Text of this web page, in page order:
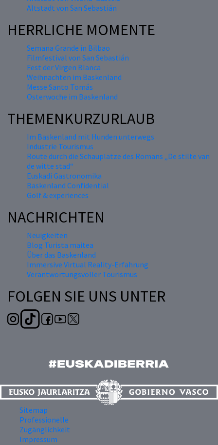
Altstadt von San Sebastián
HERRLICHE MOMENTE
Semana Grande in Bilbao
Filmfestival von San Sebastián
Fest der Virgen Blanca
Weihnachten im Baskenland
Messe Santo Tomás
Osterwoche im Baskenland
THEMENKURZURLAUB
Im Baskenland mit Hunden unterwegs
Industrie Tourismus
Route durch die Schauplätze des Romans „De stilte van
de witte stad“
Euskadi Gastronomika
Baskenland Confidential
Golf & experiences
NACHRICHTEN
Neuigkeiten
Blog Turista maitea
Über das Baskenland
Immersive Virtual Reality-Erfahrung
Verantwortungsvoller Tourismus
FOLGEN SIE UNS UNTER
Sitemap
Professionelle
Zugänglichkeit
Impressum